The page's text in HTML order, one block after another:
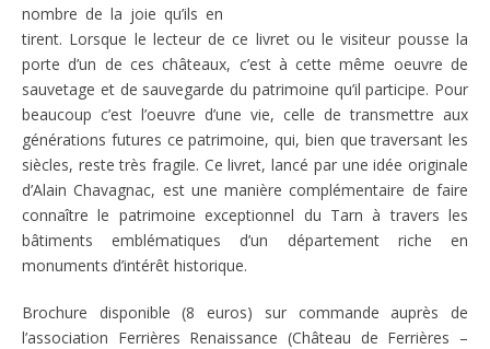
nombre de la joie qu’ils en
tirent. Lorsque le lecteur de ce livret ou le visiteur pousse la
porte d’un de ces châteaux, c’est à cette même oeuvre de
sauvetage et de sauvegarde du patrimoine qu’il participe. Pour
beaucoup c’est l’oeuvre d’une vie, celle de transmettre aux
générations futures ce patrimoine, qui, bien que traversant les
siècles, reste très fragile. Ce livret, lancé par une idée originale
d’Alain Chavagnac, est une manière complémentaire de faire
connaître le patrimoine exceptionnel du Tarn à travers les
bâtiments emblématiques d’un département riche en
monuments d’intérêt historique.
Brochure disponible (8 euros) sur commande auprès de
l’association Ferrières Renaissance (Château de Ferrières –